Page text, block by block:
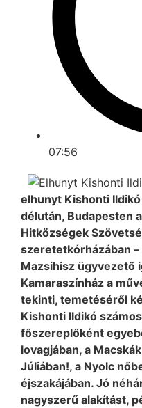
07:56
elhunyt Kishonti
délután, Budapesten
Hitközségek
szeretetkórházában
Mazsihisz ügyvezető
Kamaraszínház a
tekinti, temetéséről
Kishonti Ildikó
főszereplőként
lovagjában, a
Júliában!, a Nyolc
éjszakájában. Jó
nagyszerű alakítást,